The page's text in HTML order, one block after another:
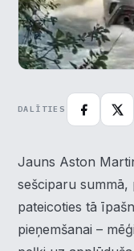
DALĪTIES
Jauns Aston
sešciparu summā,
pateicoties tā
pieņemšanai –